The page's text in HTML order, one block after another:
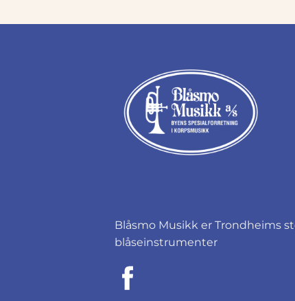
Blåsmo Musikk er Trondheims
blåseinstrumenter